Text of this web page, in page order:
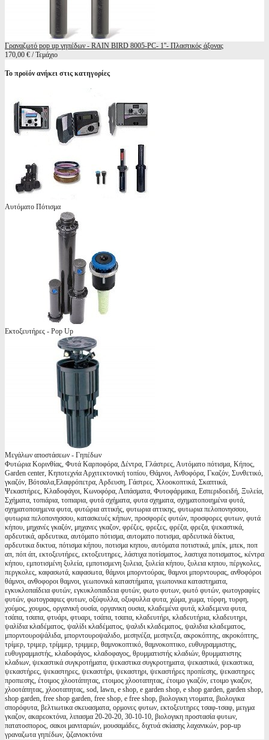
Γραναζωτό pop up γηπέδων - RAIN BIRD 8005-PC- 1''- Πλαστικός άξονας
170,00 € / Τεμάχιο
Το προϊόν ανήκει στις κατηγορίες
Αυτόματο Πότισμα
Εκτοξευτήρες - Pop Up
Μεγάλων αποστάσεων - Γηπέδων
Φυτώρια Κορινθίας, Φυτά Καρποφόρα, Δέντρα, Γλάστρες, Αυτόματο πότισμα, Κήπος,
Garden center, Κηποτεχνία Αρχιτεκτονική τοπίου, Θάμνοι, Ανθοφόρα, Γκαζόν, Συνθετικό,
γκαζόν, Βότσαλα,Ελαφρόπετρα, Αρδευση, Γάστρες, Χλοοκοπτικά, Σκαπτικά,
Ψεκαστήρες, Κλαδοφάγοι, Κωνοφόρα, Λιπάσματα, Φυτοφάρμακα, Εσπεριδοειδή, Ξυλεία,
Σχήματα, τοπιάρια, τοπιαρια, φυτά σχήματα, φυτα σχηματα, σχηματοποιημένα φυτά,
σχηματοποιημενα φυτα, φυτώρια αττικής, φυτωρια αττικης, φυτωρια πελοπονησσου,
φυτωρια πελοπονησσου, κατασκευές κήπων, προσφορές φυτών, προσφορες φυτων, φυτά
κήπου, μηχανές γκαζόν, μηχανες γκαζον, φρέζες, φρεζες, φρέζα, φρεζα, ψεκαστικά,
αρδευτικά, αρδευτικα, αυτόματο πότισμα, αυτοματο ποτισμα, αρδευτικά δίκτυα,
αρδευτικα δικτυα, πότισμα κήπου, ποτισμα κηπου, αυτόματα ποτιστικά, μπέκ, μπεκ, ποπ
απ, πόπ άπ, εκτοξευτήρες, εκτοξευτηρες, λάστιχα ποτίσματος, λαστιχα ποτισματος, κέντρα
κήπου, εμποτισμένη ξυλεία, εμποτισμενη ξυλεια, ξυλεία κήπου, ξυλεια κηπου, πέργκολες,
περγκολες, καφασωτά, καφασωτα, θάμνοι μπορντούρας, θαμνοι μπορντουρας, ανθοφόροι
θάμνοι, ανθοφοροι θαμνοι, γεωπονικά καταστήματα, γεωπονικα καταστηματα,
εγκυκλοπαίδεια φυτών, εγκυκλοπαιδεια φυτών, φωτο φυτων, φωτό φυτών, φωτογραφίες
φυτών, φωτογραφιες φυτων, οξύφυλλα, οξυφυλλα φυτα, χώμα, χωμα, τύρφη, τυρφη,
χούμος, χουμος, οργανική ουσία, οργανικη ουσια, κλαδεμένα φυτά, κλαδεμενα φυτα,
τσάπα, τσαπα, φτυάρι, φτυαρι, τσάπα, τσαπα, κλαδευτήρι, κλαδευτήρια, κλαδευτηρι,
ψαλίδια κλαδέματος, ψαλίδι κλαδέματος, ψαλιδι κλαδεματος, ψαλιδια κλαδεματος,
μπορντουροψάλιδα, μπορντουροψαλιδο, μεσηνέζα, μεσηνεζα, ακροκόπτης, ακροκόπτης,
τρίμερ, τριμερ, τρίμμερ, τριμμερ, θαμνοκοπτικό, θαμνοκοπτικο, ευθυγραμμιστης,
ευθυγραμμιστής, κλαδοφάγος, κλαδοφαγος, θρυμματιστής κλαδιών, θρυμματιστης
κλαδιων, ψεκαστικά συγκροτήματα, ψεκαστικα συγκροτηματα, ψεκαστικά, ψεκαστικα,
ψεκαστήρες, ψεκαστηρες, ψεκαστήρι, ψεκαστηρι, ψεκαστήρες προπίεσης, ψεκαστηρες
προπιεσης, έτοιμος χλοοτάπητας, ετοιμος χλοοταπητας, έτοιμο γκαζόν, ετοιμο γκαζον,
χλοοτάπητας, χλοοταπητας, sod, lawn, e shop, e garden shop, e shop garden, garden shop,
shop garden, free shop garden, free shop, e free shop, βιολογικη ντοματα, βιολογικα
σπορόφυτα, βελτιωτικα σκευασματα, ορμονες φυτων, εκτοξευτηρες τσαφ-τσαφ, μειγμα
γκαζον, ακαρεοκτόνα, λιπασμα 20-20-20, 30-10-10, βιολογικη προστασία φυτων,
πατατοσπορος, σακοι μανιταριών, μουσαμάδες, διχτυά σκίασης λαχανικών, pop-up
γραναζωτα γηπέδων, ζιζανιοκτόνα